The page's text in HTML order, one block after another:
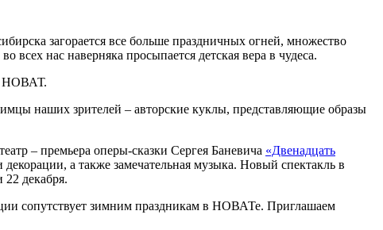
загорается все больше праздничных огней, множество
нас наверняка просыпается детская вера в чудеса.
НОВАТ.
наших зрителей ‒ авторские куклы, представляющие образы
‒ премьера оперы-сказки Сергея Баневича «Двенадцать
а также замечательная музыка. Новый спектакль в
декабря.
сопутствует зимним праздникам в НОВАТе. Приглашаем